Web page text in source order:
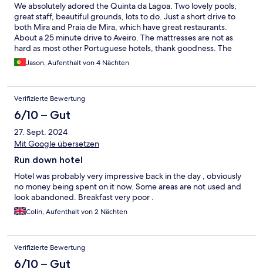
We absolutely adored the Quinta da Lagoa. Two lovely pools,
great staff, beautiful grounds, lots to do. Just a short drive to
both Mira and Praia de Mira, which have great restaurants.
About a 25 minute drive to Aveiro. The mattresses are not as
hard as most other Portuguese hotels, thank goodness. The
breakfast is as good as other Portuguese hotels we've been to:
consider it a good continental breakfast, while recognizing that
I had stayed here alone two years previously, and had been
wanting to bring my wife since then. This time we both went,
and she loved it as much as I did. We'll definitely be coming
back!
Jason, Aufenthalt von 4 Nächten
Verifizierte Bewertung
6/10 – Gut
27. Sept. 2024
Mit Google übersetzen
Run down hotel
Hotel was probably very impressive back in the day , obviously
no money being spent on it now. Some areas are not used and
look abandoned. Breakfast very poor .
Colin, Aufenthalt von 2 Nächten
Verifizierte Bewertung
6/10 – Gut